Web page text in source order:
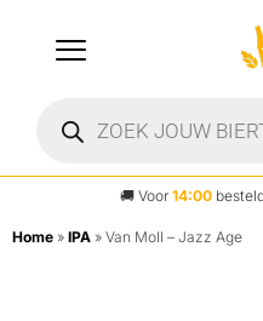
🚚 Voor 14:00
Home » IPA » Van Moll – Jazz Age